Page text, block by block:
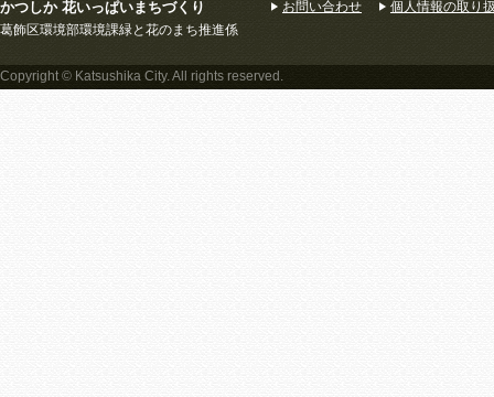
かつしか 花いっぱいまちづくり
葛飾区環境部環境課緑と花のまち推進係
お問い合わせ 個人情報の取り
Copyright © Katsushika City. All rights reserved.